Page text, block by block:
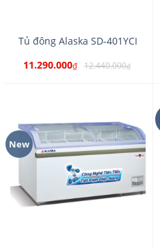
Tủ đông Alaska SD-401YCI
11.290.000₫ 12.440.000₫
New